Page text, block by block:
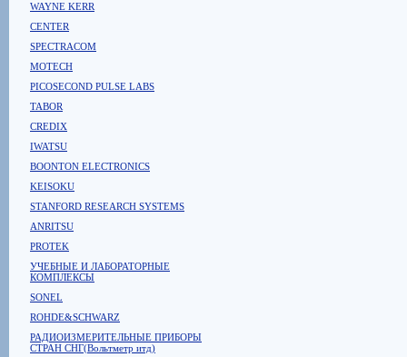
WAYNE KERR
CENTER
SPECTRACOM
MOTECH
PICOSECOND PULSE LABS
TABOR
CREDIX
IWATSU
BOONTON ELECTRONICS
KEISOKU
STANFORD RESEARCH SYSTEMS
ANRITSU
PROTEK
УЧЕБНЫЕ И ЛАБОРАТОРНЫЕ
КОМПЛЕКСЫ
SONEL
ROHDE&SCHWARZ
РАДИОИЗМЕРИТЕЛЬНЫЕ ПРИБОРЫ
СТРАН СНГ(Вольтметр итд)